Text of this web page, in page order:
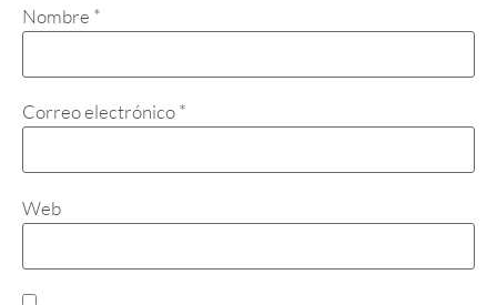
Nombre *
Correo electrónico*
Web